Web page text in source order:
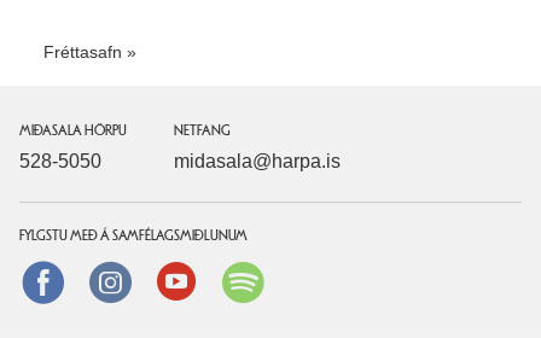
Fréttasafn
MIÐASALA HÖRPU
528-5050
NETFANG
midasala@harpa.is
FYLGSTU MEÐ Á SAMFÉLAGSMIÐLUNUM
FacebookinstagramYoutube